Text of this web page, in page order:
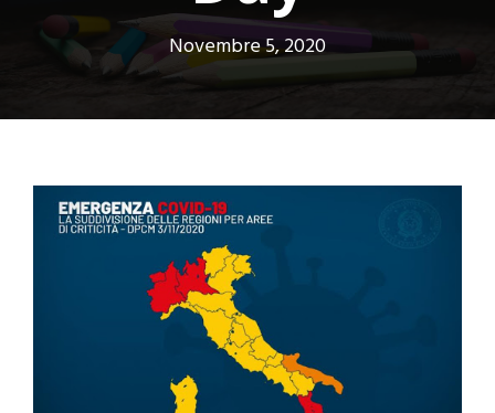
Novembre 5, 2020